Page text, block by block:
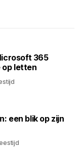
365
op letten
een blik op zijn